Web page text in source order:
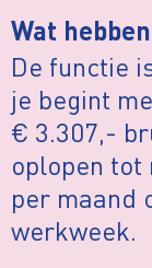
Wat
De functie
je begint
€ 3.307,-
oplopen
per maand
werkweek.